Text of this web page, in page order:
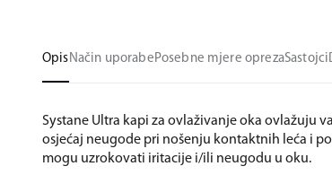
OpisNačin uporabePosebne mjere oprezaSastojci
Systane Ultra kapi za ovlaživanje oka ovlažuju
osjećaj neugode pri nošenju kontaktnih leća i
mogu uzrokovati iritacije i/ili neugodu u oku.